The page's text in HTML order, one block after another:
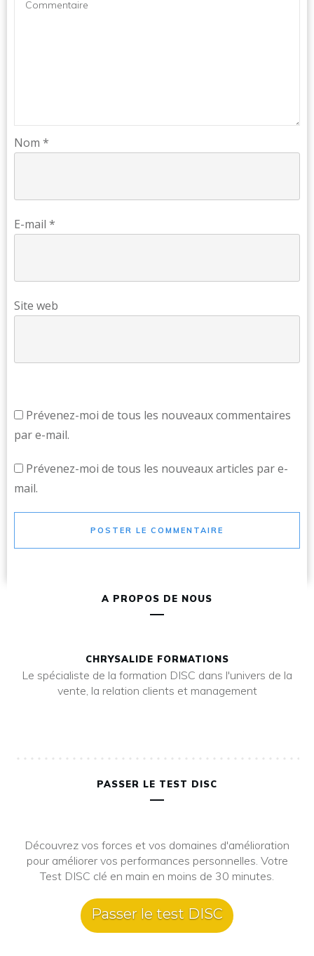
Nom *
E-mail *
Site web
Prévenez-moi de tous les nouveaux commentaires
par e-mail.
Prévenez-moi de tous les nouveaux articles par e-
mail.
POSTER LE COMMENTAIRE
A PROPOS DE NOUS
CHRYSALIDE FORMATIONS
Le spécialiste de la formation DISC dans l'univers de la
vente, la relation clients et management
PASSER LE TEST DISC
Découvrez vos forces et vos domaines d'amélioration
pour améliorer vos performances personnelles. Votre
Test DISC clé en main en moins de 30 minutes.
Passer le test DISC